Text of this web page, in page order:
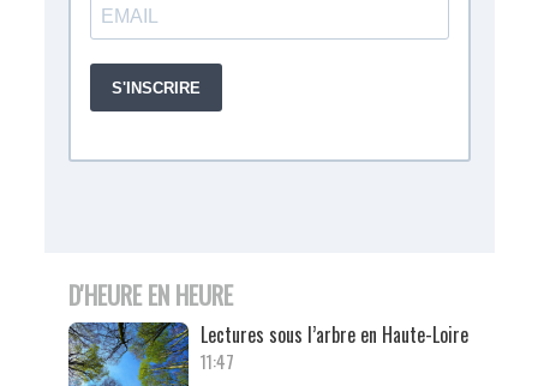
D'HEURE EN HEURE
Lectures sous l’arbre en Haute-Loire
11:47